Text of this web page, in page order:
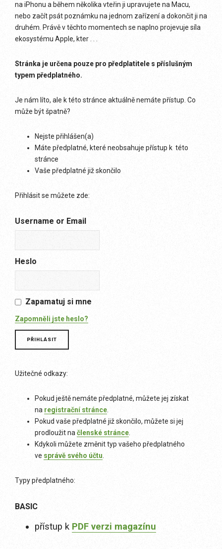
na iPhonu a během několika vteřin ji upravujete na Macu,
nebo začít psát poznámku na jednom zařízení a dokončit ji na
druhém. Právě v těchto momentech se naplno projevuje síla
ekosystému Apple, kter . . .
Stránka je určena pouze pro předplatitele s příslušným
typem předplatného.
Je nám líto, ale k této stránce aktuálně nemáte přístup. Co
může být špatně?
Nejste přihlášen(a)
Máte předplatné, které neobsahuje přístup k této
stránce
Vaše předplatné již skončilo
Přihlásit se můžete zde:
Username or Email
Heslo
Zapamatuj si mne
Zapomněli jste heslo?
Užitečné odkazy:
Pokud ještě nemáte předplatné, můžete jej získat
na registrační stránce
Pokud vaše předplatné již skončilo, můžete si jej
prodloužit na členské stránce
Kdykoli můžete změnit typ vašeho předplatného
ve správě svého účtu
Typy předplatného:
BASIC
přístup k PDF verzi magazínu